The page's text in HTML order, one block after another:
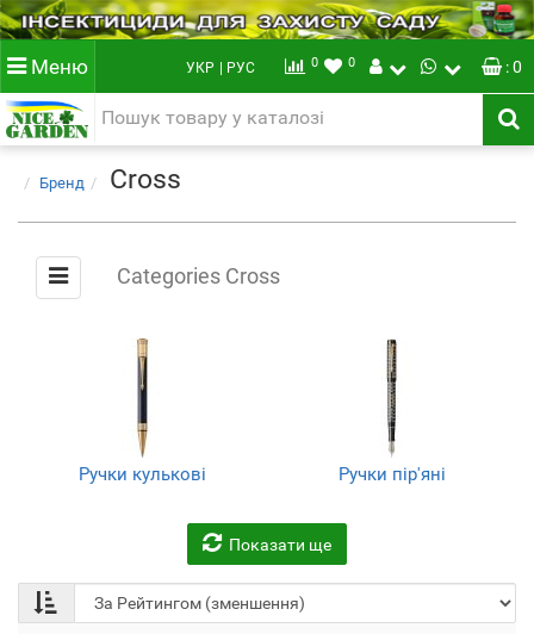
Меню УКР | РУС 0 0 : 0
Бренд Cross
Categories Cross
Ручки кулькові Ручки пір'яні
Показати ще